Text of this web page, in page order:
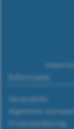
Informatie
Verzendinfo
Algemene
Privacyverklaring